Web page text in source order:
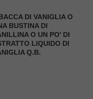
DI VANIGLIA O
BUSTINA DI
O UN PO’ DI
LIQUIDO DI
Q.B.